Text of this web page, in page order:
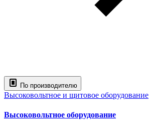
По производителю
Высоковольтное и щитовое оборудование
Высоковольтное оборудование